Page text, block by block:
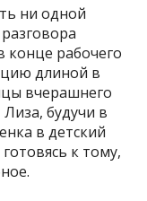
ни одной
конце рабочего
длиной в
вчерашнего
будучи в
в детский
к тому,